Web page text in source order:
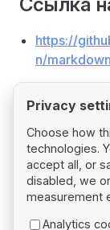
https://
n/
PagerPrevious page
Particles
Privacy
Choose how
technologies.
accept all, or
disabled, we
measurement
Analytics